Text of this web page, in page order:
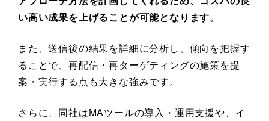
い高い成果を上げることが可能となります。
また、送信後の結果を詳細に分析し、傾向を把握す
ることで、再配信・再ターゲティングの施策を提
案・実行する点も大きな強みです。
さらに、同社はMAツールの導入・運用支援や、イ